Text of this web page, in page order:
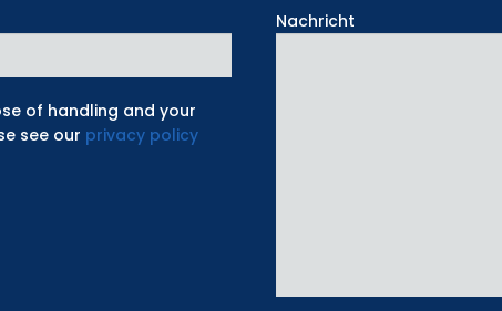
of handling and your
see our privacy policy
Nachricht